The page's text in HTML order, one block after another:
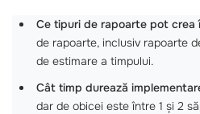
Ce tipuri de rapoarte pot crea
de rapoarte, inclusiv rapoarte
de estimare a timpului.
Cât timp durează
dar de obicei este între 1 și 2